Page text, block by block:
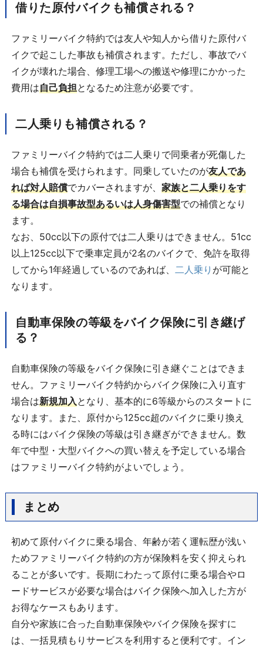
借りた原付バイクも補償される？
ファミリーバイク特約では友人や知人から借りた原付バ
イクで起こした事故も補償されます。ただし、事故でバ
イクが壊れた場合、修理工場への搬送や修理にかかった
費用は自己負担となるため注意が必要です。
二人乗りも補償される？
ファミリーバイク特約では二人乗りで同乗者が死傷した
場合も補償を受けられます。同乗していたのが友人であ
れば対人賠償でカバーされますが、 家族と二人乗りをす
る場合は自損事故型あるいは人身傷害型での補償となり
ます。
なお、50cc以下の原付では二人乗りはできません。51cc
以上125cc以下で乗車定員が2名のバイクで、免許を取得
してから1年経過しているのであれば、 二人乗り が可能と
なります。
自動車保険の等級をバイク保険に引き継げ
る？
自動車保険の等級をバイク保険に引き継ぐことはできま
せん。ファミリーバイク特約からバイク保険に入り直す
場合は新規加入となり、基本的に6等級からのスタートに
なります。また、原付から125cc超のバイクに乗り換え
る時にはバイク保険の等級は引き継ぎができません。数
年で中型・大型バイクへの買い替えを予定している場合
はファミリーバイク特約がよいでしょう。
まとめ
初めて原付バイクに乗る場合、年齢が若く運転歴が浅い
ためファミリーバイク特約の方が保険料を安く抑えられ
ることが多いです。長期にわたって原付に乗る場合やロ
ードサービスが必要な場合はバイク保険へ加入した方が
お得なケースもあります。
自分や家族に合った自動車保険やバイク保険を探すに
は、一括見積もりサービスを利用すると便利です。イン